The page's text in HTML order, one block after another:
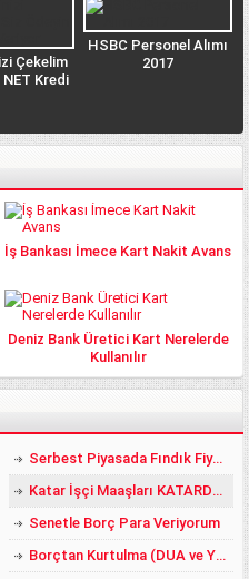
Çekelim
NET Kredi
HSBC Personel Alımı
2017
İş Bankası İmece Kart Nakit Avans
Deniz Bank Üretici Kart Nerelerde
Kullanılır
Serbest Piyasada Fındık Fiyatları 2018 DE YÜZLER GÜLER:)
Katar İşçi Maaşları KATARDAN KREDİ ALMAK
Senetle Borç Para Veriyorum
Borçtan Kurtulma (DUA ve YÖNTEMLER)